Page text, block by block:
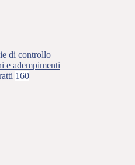
di controllo
e adempimenti
160